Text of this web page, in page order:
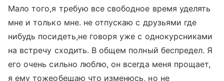
Мало того,я требую все свободное время уделять
мне и только мне. не отпускаю с друзьями где
нибудь посидеть,не говоря уже с однокурсниками
на встречу сходить. В общем полный беспредел. Я
его очень сильно люблю, он всегда меня прощает,
я ему тожеобещаю что изменюсь, но не